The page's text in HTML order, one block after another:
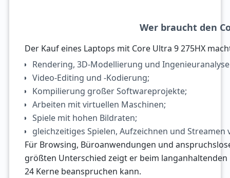
Wer braucht den
Der Kauf eines Laptops mit Core Ultra 9 275HX
Rendering, 3D-Modellierung und
Video-Editing und -Kodierung;
Kompilierung großer Softwareprojekte;
Arbeiten mit virtuellen Maschinen;
Spiele mit hohen Bildraten;
gleichzeitiges Spielen, Aufzeichnen und Streamen
Für Browsing, Büroanwendungen und
größten Unterschied zeigt er beim
24 Kerne beanspruchen kann.